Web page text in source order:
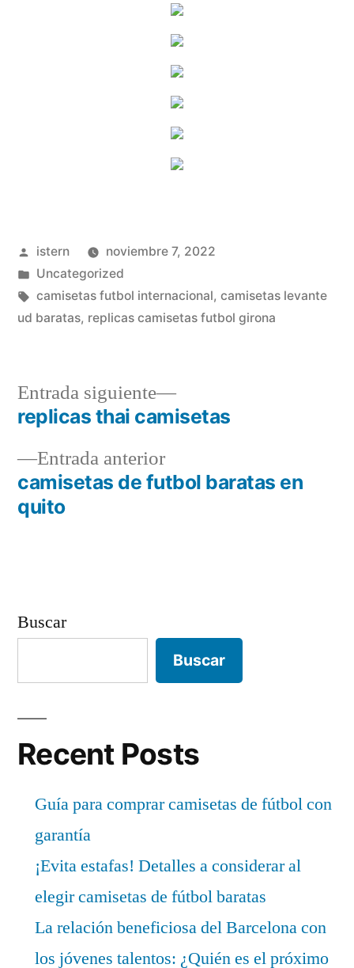
Publicado
por
istern
noviembre 7, 2022
Publicado
en
Uncategorized
Etiquetas:
camisetas futbol internacional, camisetas levante
ud baratas, replicas camisetas futbol girona
Navegación
de
entradas
Entrada anteriorEntrada
anterior:
camisetas de futbol baratas en
quito
Entrada siguiente
Entrada
siguiente:
replicas thai camisetas
Buscar
Buscar
Recent Posts
Guía para comprar camisetas de fútbol con
garantía
¡Evita estafas! Detalles a considerar al
elegir camisetas de fútbol baratas
La relación beneficiosa del Barcelona con
los jóvenes talentos: ¿Quién es el próximo